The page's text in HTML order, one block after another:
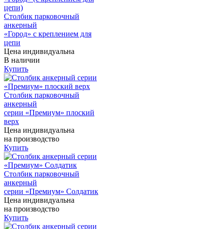
Столбик парковочный
анкерный
«Город» с креплением для
цепи
Цена индивидуальна
В наличии
Купить
Столбик парковочный
анкерный
серии «Премиум» плоский
верх
Цена индивидуальна
на производство
Купить
Столбик парковочный
анкерный
серии «Премиум» Солдатик
Цена индивидуальна
на производство
Купить